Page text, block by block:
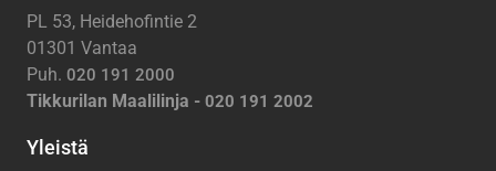
PL 53, Heidehofintie 2
01301 Vantaa
Puh. 020 191 2000
Tikkurilan Maalilinja - 020 191 2002
Yleistä